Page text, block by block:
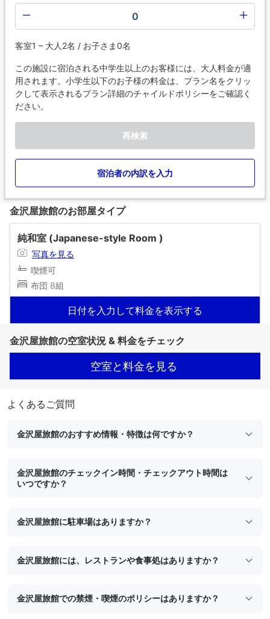
0
客室1 – 大人2名 / お子さま0名
この施設に宿泊される中学生以上のお客様には、大人料金が適
用されます。小学生以下のお子様の料金は、プラン名をクリッ
クして表示されるプラン詳細のチャイルドポリシーをご確認く
ださい。
再検索
宿泊者の内訳を入力
金沢屋旅館のお部屋タイプ
純和室 (Japanese-style Room )
写真を見る
喫煙可
布団 8組
日付を入力して料金を表示する
金沢屋旅館の空室状況 & 料金をチェック
空室と料金を見る
よくあるご質問
金沢屋旅館のおすすめ情報・特徴は何ですか？
金沢屋旅館のチェックイン時間・チェックアウト時間は
いつですか？
金沢屋旅館に駐車場はありますか？
金沢屋旅館には、レストランや食事処はありますか？
金沢屋旅館での禁煙・喫煙のポリシーはありますか？